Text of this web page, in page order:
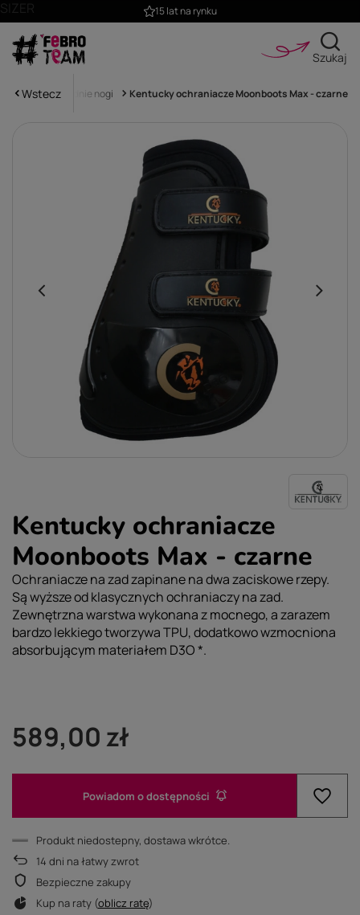
15 lat na rynku
Szukaj
Wsteczna zadnie nogi Kentucky ochraniacze Moonboots Max - czarne
Kentucky ochraniacze
Moonboots Max - czarne
Ochraniacze na zad zapinane na dwa zaciskowe rzepy.
Są wyższe od klasycznych ochraniaczy na zad.
Zewnętrzna warstwa wykonana z mocnego, a zarazem
bardzo lekkiego tworzywa TPU, dodatkowo wzmocniona
absorbującym materiałem D3O *.
589,00 zł
Powiadom o dostępności
Produkt niedostepny, dostawa wkrótce
14 dni na łatwy zwrot
Bezpieczne zakupy
Kup na raty (oblicz ratę)